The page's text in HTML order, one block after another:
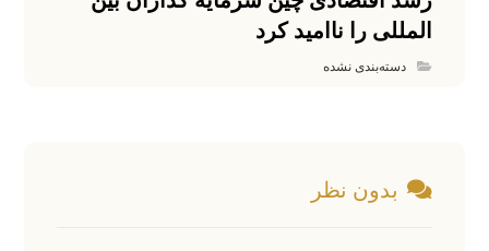
المللی را ناامید کرد
دسته‌بندی نشده
بدون نظر